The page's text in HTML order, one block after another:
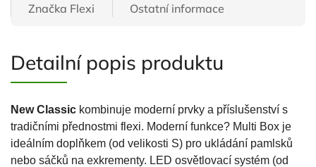
Značka Flexi Ostatní informace
Detailní popis produktu
New Classic kombinuje moderní prvky a příslušenství s
tradičními přednostmi flexi. Moderní funkce? Multi Box je
ideálním doplňkem (od velikosti S) pro ukládání pamlsků
nebo sáčků na exkrementy. LED osvětlovací systém (od